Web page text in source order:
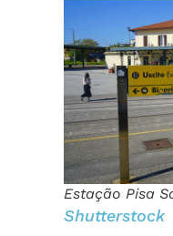
Estação Pisa
Shutterstock